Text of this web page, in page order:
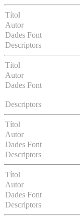
Títol
Autor
Dades Font
Descriptors
Títol
Autor
Dades Font
Descriptors
Títol
Autor
Dades Font
Descriptors
Títol
Autor
Dades Font
Descriptors